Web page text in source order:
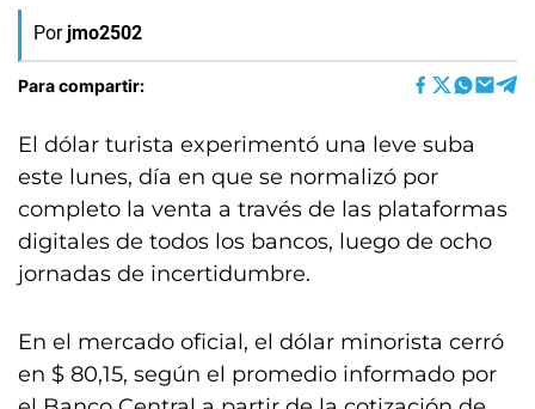
Por jmo2502
Para compartir:
El dólar turista experimentó una leve suba
este lunes, día en que se normalizó por
completo la venta a través de las plataformas
digitales de todos los bancos, luego de ocho
jornadas de incertidumbre.
En el mercado oficial, el dólar minorista cerró
en $ 80,15, según el promedio informado por